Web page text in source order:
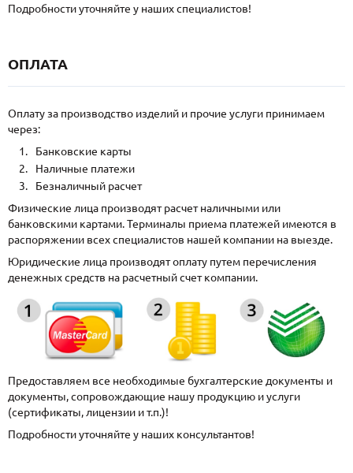
Подробности уточняйте у наших специалистов!
ОПЛАТА
Оплату за производство изделий и прочие услуги принимаем
через:
Банковские карты
Наличные платежи
Безналичный расчет
Физические лица производят расчет наличными или
банковскими картами. Терминалы приема платежей имеются в
распоряжении всех специалистов нашей компании на выезде.
Юридические лица производят оплату путем перечисления
денежных средств на расчетный счет компании.
Предоставляем все необходимые бухгалтерские документы и
документы, сопровождающие нашу продукцию и услуги
(сертификаты, лицензии и т.п.)!
Подробности уточняйте у наших консультантов!